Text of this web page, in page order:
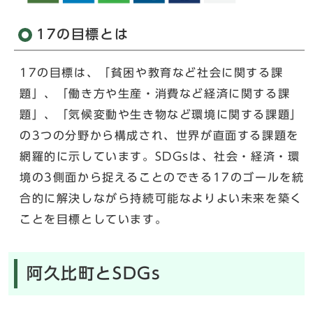
17の目標とは
17の目標は、「貧困や教育など社会に関する課
題」、「働き方や生産・消費など経済に関する課
題」、「気候変動や生き物など環境に関する課題」
の3つの分野から構成され、世界が直面する課題を
網羅的に示しています。SDGsは、社会・経済・環
境の3側面から捉えることのできる17のゴールを統
合的に解決しながら持続可能なよりよい未来を築く
ことを目標としています。
阿久比町とSDGs